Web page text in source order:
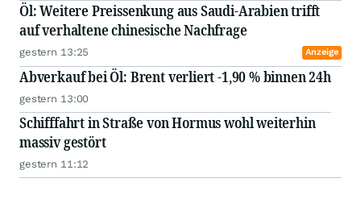
Öl: Weitere Preissenkung aus Saudi-Arabien trifft
auf verhaltene chinesische Nachfrage
gestern 13:25 Anzeige
Abverkauf bei Öl: Brent verliert -1,90 % binnen 24h
gestern 13:00
Schifffahrt in Straße von Hormus wohl weiterhin
massiv gestört
gestern 11:12